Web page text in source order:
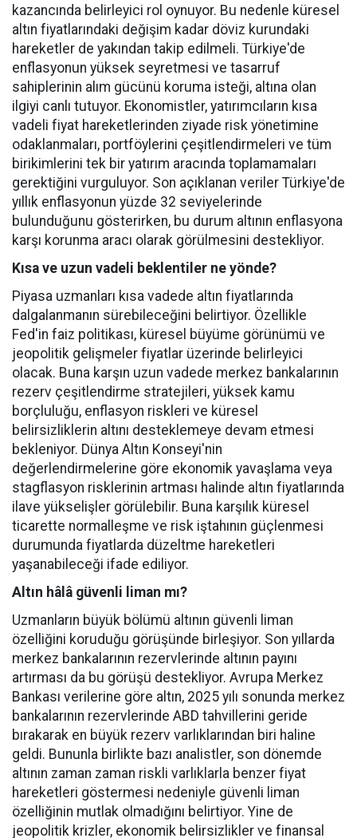
kazancında belirleyici rol oynuyor. Bu nedenle küresel
altın fiyatlarındaki değişim kadar döviz kurundaki
hareketler de yakından takip edilmeli. Türkiye'de
enflasyonun yüksek seyretmesi ve tasarruf
sahiplerinin alım gücünü koruma isteği, altına olan
ilgiyi canlı tutuyor. Ekonomistler, yatırımcıların kısa
vadeli fiyat hareketlerinden ziyade risk yönetimine
odaklanmaları, portföylerini çeşitlendirmeleri ve tüm
birikimlerini tek bir yatırım aracında toplamamaları
gerektiğini vurguluyor. Son açıklanan veriler Türkiye'de
yıllık enflasyonun yüzde 32 seviyelerinde
bulunduğunu gösterirken, bu durum altının enflasyona
karşı korunma aracı olarak görülmesini destekliyor.
Kısa ve uzun vadeli beklentiler ne yönde?
Piyasa uzmanları kısa vadede altın fiyatlarında
dalgalanmanın sürebileceğini belirtiyor. Özellikle
Fed'in faiz politikası, küresel büyüme görünümü ve
jeopolitik gelişmeler fiyatlar üzerinde belirleyici
olacak. Buna karşın uzun vadede merkez bankalarının
rezerv çeşitlendirme stratejileri, yüksek kamu
borçluluğu, enflasyon riskleri ve küresel
belirsizliklerin altını desteklemeye devam etmesi
bekleniyor. Dünya Altın Konseyi'nin
değerlendirmelerine göre ekonomik yavaşlama veya
stagflasyon risklerinin artması halinde altın fiyatlarında
ilave yükselişler görülebilir. Buna karşılık küresel
ticarette normalleşme ve risk iştahının güçlenmesi
durumunda fiyatlarda düzeltme hareketleri
yaşanabileceği ifade ediliyor.
Altın hâlâ güvenli liman mı?
Uzmanların büyük bölümü altının güvenli liman
özelliğini koruduğu görüşünde birleşiyor. Son yıllarda
merkez bankalarının rezervlerinde altının payını
artırması da bu görüşü destekliyor. Avrupa Merkez
Bankası verilerine göre altın, 2025 yılı sonunda merkez
bankalarının rezervlerinde ABD tahvillerini geride
bırakarak en büyük rezerv varlıklarından biri haline
geldi. Bununla birlikte bazı analistler, son dönemde
altının zaman zaman riskli varlıklarla benzer fiyat
hareketleri göstermesi nedeniyle güvenli liman
özelliğinin mutlak olmadığını belirtiyor. Yine de
jeopolitik krizler, ekonomik belirsizlikler ve finansal